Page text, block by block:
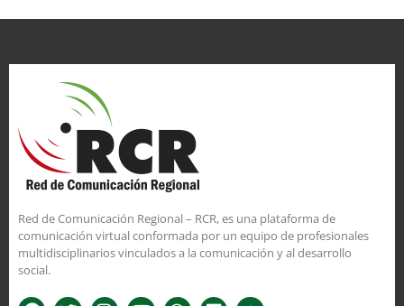
Red de Comunicación Regional – RCR, es una plataforma de
comunicación virtual conformada por un equipo de profesionales
multidisciplinarios vinculados a la comunicación y al desarrollo
social.